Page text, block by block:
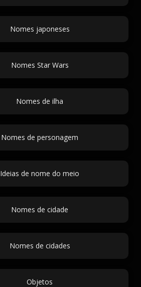
Nomes japoneses
Nomes Star Wars
Nomes de ilha
Nomes de personagem
Ideias de nome do meio
Nomes de cidade
Nomes de cidades
Objetos